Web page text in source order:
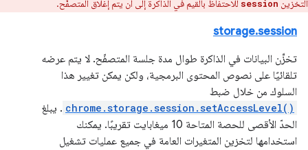
التخزين session للاحتفاظ بالقيم في الذاكرة إلى أن يتم إغلاق المتصفّح.
storage.session
تخزِّن البيانات في الذاكرة طوال مدة جلسة المتصفّح. لا يتم عرضه
تلقائيًا على نصوص المحتوى البرمجية، ولكن يمكن تغيير هذا
السلوك من خلال ضبط
chrome.storage.session.setAccessLevel() . يبلغ
الحدّ الأقصى للحصة المتاحة 10 ميغابايت تقريبًا. يمكنك
استخدامها لتخزين المتغيرات العامة في جميع عمليات تشغيل